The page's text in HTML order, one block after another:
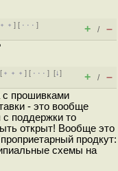
] [ · · ·]
+ / –
﹢﹢﹢] [ · · ·][↓]
+ / –
с прошивками
- это вообще
с поддержки то
открыт! Вообще это
продкут:
схемы на